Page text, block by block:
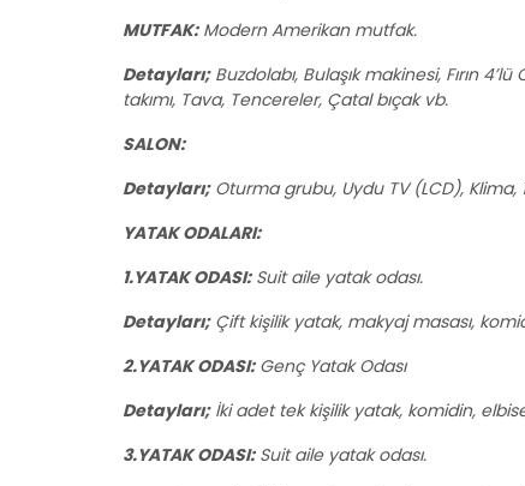
MUTFAK:Modern Amerikan mutfak.
Detayları;Buzdolabı, Bulaşık makinesi, Fırın
takımı, Tava, Tencereler, Çatal bıçak vb.
SALON:
Detayları;Oturma grubu, Uydu TV (LCD), Klima,
YATAK ODALARI:
1.YATAK ODASI:Suit aile yatak odası.
Detayları;Çift kişilik yatak, makyaj masası,
2.YATAK ODASI:Genç Yatak Odası
Detayları;İki adet tek kişilik yatak, komidin,
3.YATAK ODASI:Suit aile yatak odası.